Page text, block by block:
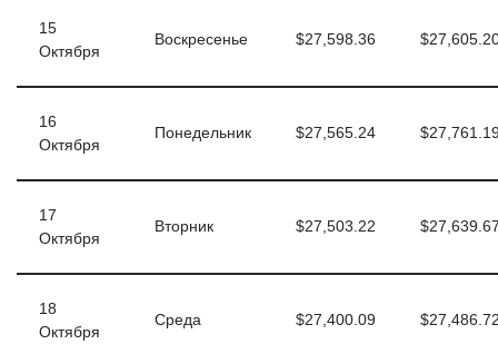
15
Октября
Воскресенье $27,598.36
16
Октября
Понедельник $27,565.24
17
Октября
Вторник $27,503.22
18
Октября
Среда $27,400.09